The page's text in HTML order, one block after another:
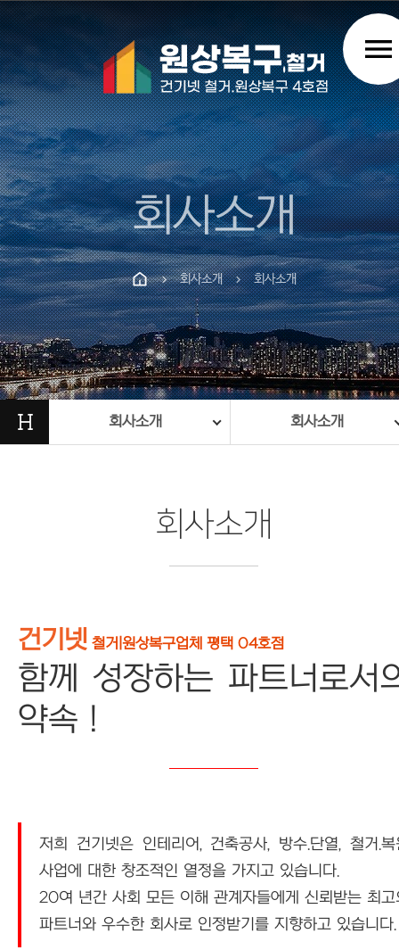
menu
회사소개
chevron_right 회사소개 chevron_right 회사소개
H 회사소개 회사소개
회사소개
건기넷 철거|원상복구업체 평택 04호점
함께 성장하는 파트너로서
약속 !
저희 건기넷은 인테리어, 건축공사, 방수.단열, 철거.복
사업에 대한 창조적인 열정을 가지고 있습니다.
20여 년간 사회 모든 이해 관계자들에게 신뢰받는 최고
파트너와 우수한 회사로 인정받기를 지향하고 있습니다.